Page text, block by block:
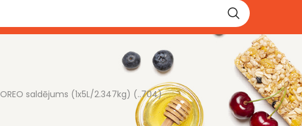
OREO saldējums (1x5L/2.347kg) (..704)